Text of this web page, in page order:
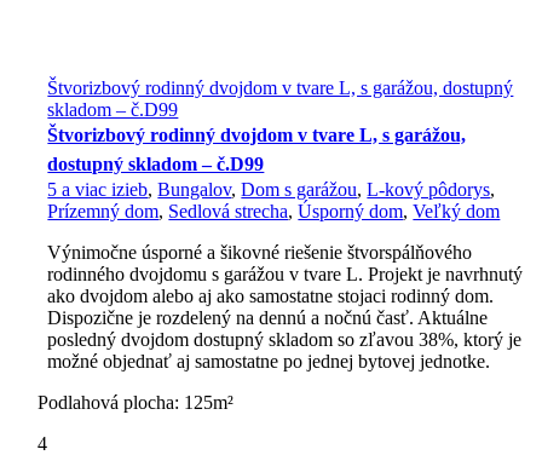
Štvorizbový rodinný dvojdom v tvare L, s garážou, dostupný
skladom – č.D99
Štvorizbový rodinný dvojdom v tvare L, s garážou,
dostupný skladom – č.D99
5 a viac izieb,Bungalov,Dom s garážou,L-kový pôdorys,
Prízemný dom, Sedlová strecha,Úsporný dom,Veľký dom
Výnimočne úsporné a šikovné riešenie štvorspálňového
rodinného dvojdomu s garážou v tvare L. Projekt je navrhnutý
ako dvojdom alebo aj ako samostatne stojaci rodinný dom.
Dispozične je rozdelený na dennú a nočnú časť. Aktuálne
posledný dvojdom dostupný skladom so zľavou 38%, ktorý je
možné objednať aj samostatne po jednej bytovej jednotke.
Podlahová plocha: 125m²
4